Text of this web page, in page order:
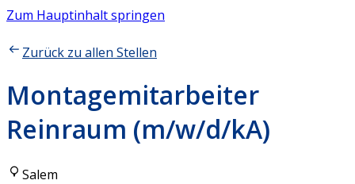
Zum Hauptinhalt springen
Zurück zu allen Stellen
Montagemitarbeiter
Reinraum (m/w/d/kA)
Salem